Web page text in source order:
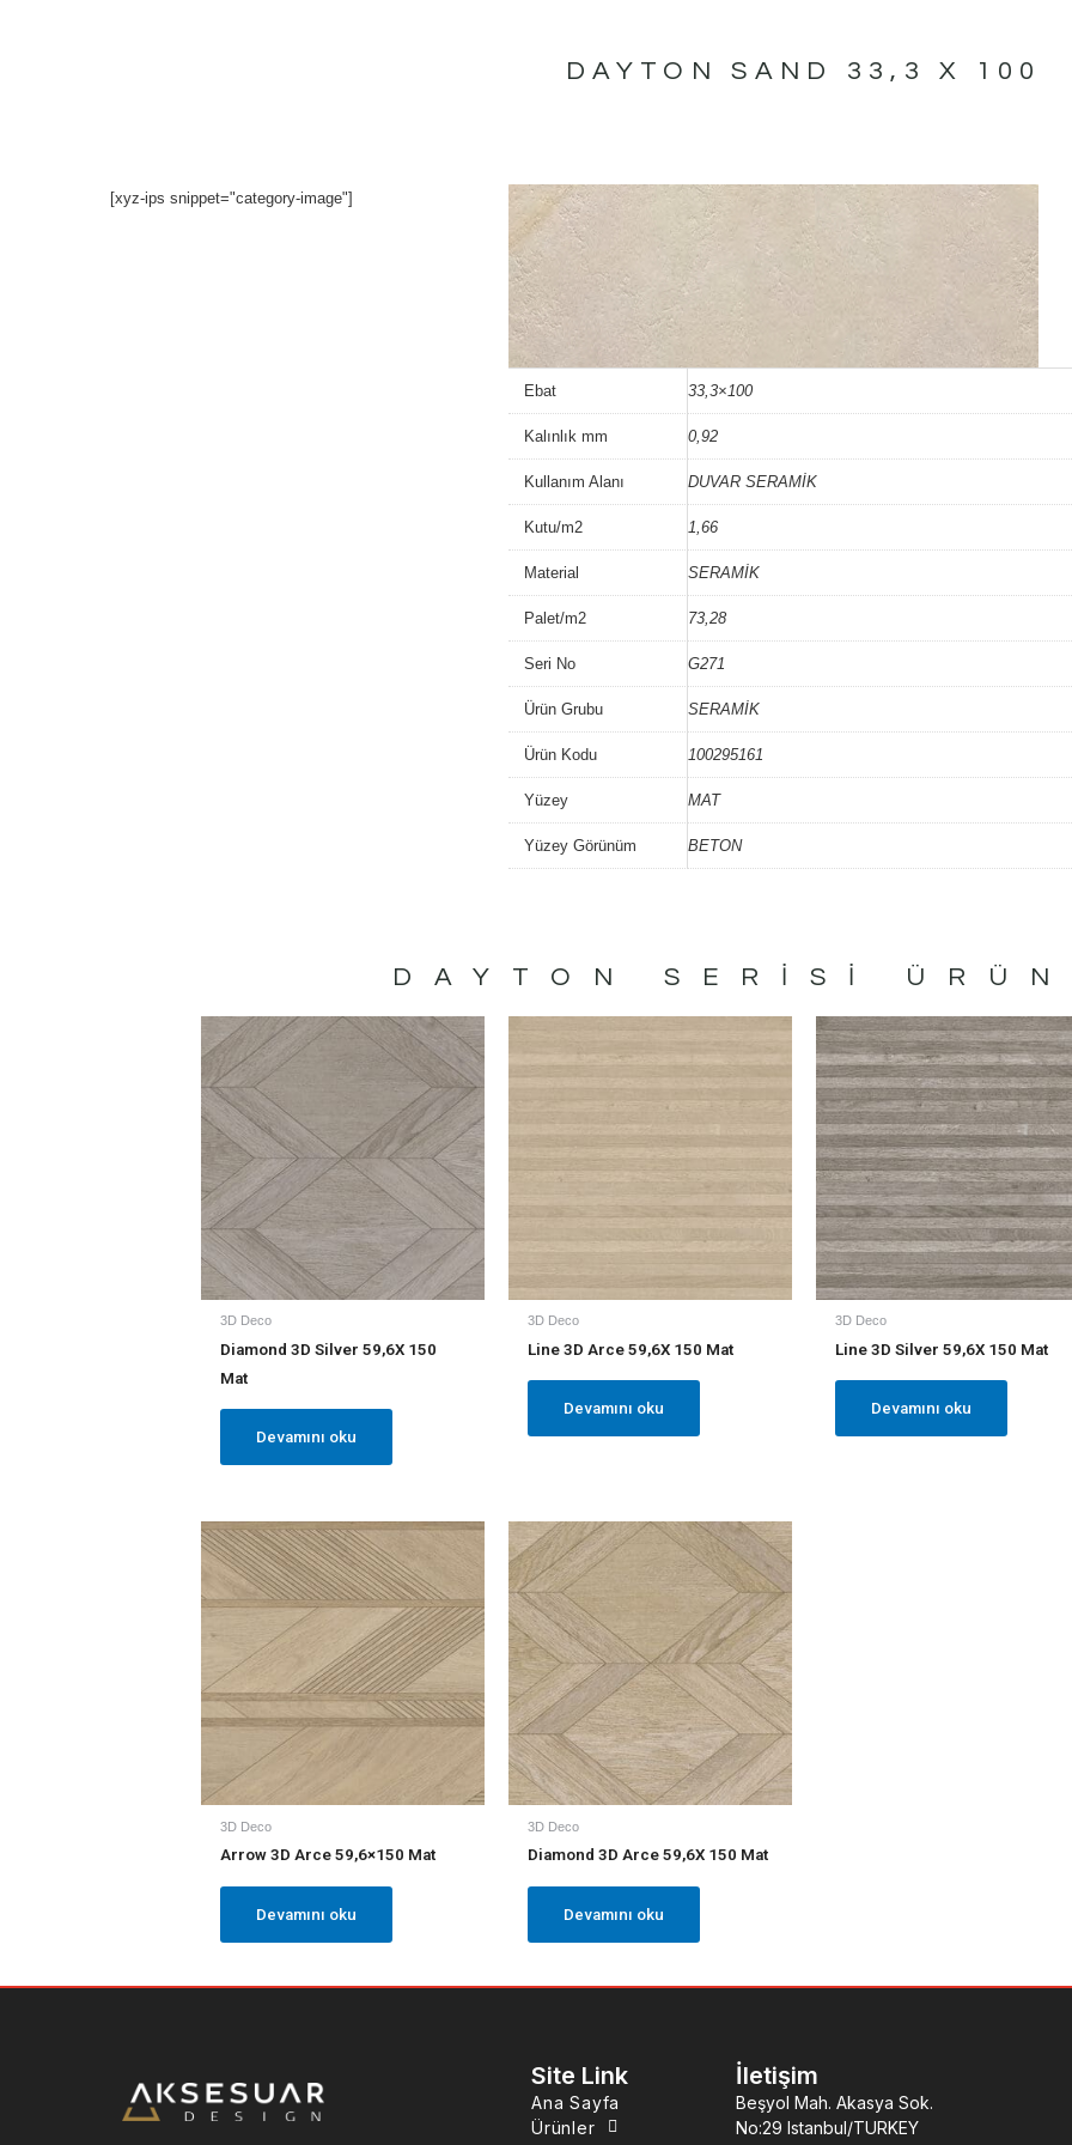
DAYTON SAND 33,3 X 100
[xyz-ips snippet="category-image"]
Ebat 33,3×100
Kalınlık mm 0,92
Kullanım Alanı DUVAR SERAMİK
Kutu/m2 1,66
Material SERAMİK
Palet/m2 73,28
Seri No G271
Ürün Grubu SERAMİK
Ürün Kodu 100295161
Yüzey MAT
Yüzey Görünüm BETON
DAYTON SERISI
3D Deco
Diamond 3D Silver 59,6X 150
Mat
Devamını oku
3D Deco
Line 3D Arce 59,6X 150 Mat
Devamını oku
3D Deco
Line 3D Silver 59,6X 150 Mat
Devamını oku
3D Deco
Arrow 3D Arce 59,6×150 Mat
Devamını oku
3D Deco
Diamond 3D Arce 59,6X 150 Mat
Devamını oku
Site Link
Ana Sayfa
Ürünler
İletişim
Beşyol Mah. Akasya Sok.
No:29 Istanbul/TURKEY